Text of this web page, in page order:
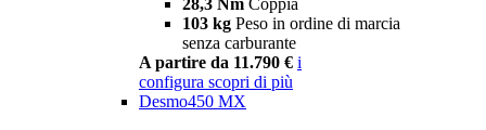
28,3 Nm Coppia
103 kg Peso in ordine di marcia
senza carburante
A partire da 11.790 € i
configura scopri di più
Desmo450 MX